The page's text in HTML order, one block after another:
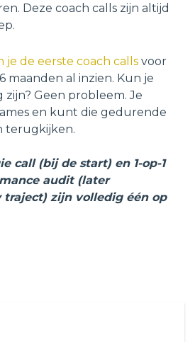
Deze coach calls zijn altijd
je de eerste coach calls voor
maanden al inzien. Kun je
zijn? Geen probleem. Je
en kunt die gedurende
terugkijken.
call (bij de start) en 1-op-1
audit (later
traject) zijn volledig één op